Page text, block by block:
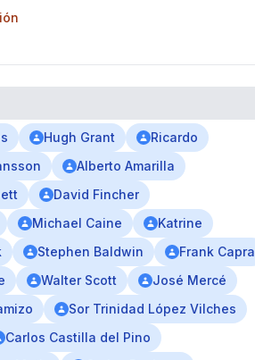
Hugh Grant
Ricardo
Alberto Amarilla
David Fincher
Michael Caine
Katrine
Stephen Baldwin
Frank Capra
Walter Scott
José Mercé
Sor Trinidad López Vilches
Carlos Castilla del Pino